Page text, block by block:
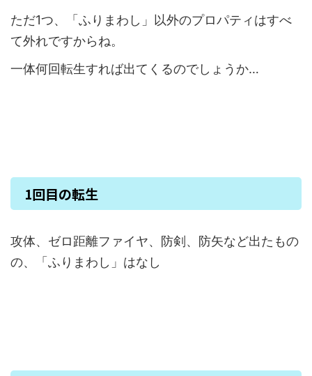
ただ1つ、「ふりまわし」以外のプロパティはすべ
て外れですからね。
一体何回転生すれば出てくるのでしょうか…
1回目の転生
攻体、ゼロ距離ファイヤ、防剣、防矢など出たもの
の、「ふりまわし」はなし